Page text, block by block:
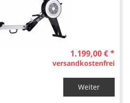
1.199,00 € *
versandkostenfrei
Weiter